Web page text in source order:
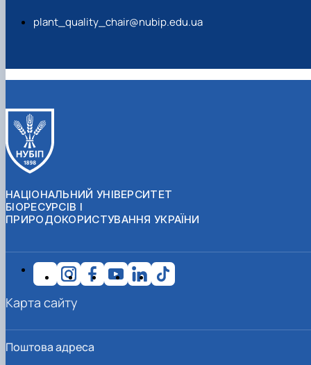
plant_quality_chair@nubip.edu.ua
НАЦІОНАЛЬНИЙ УНІВЕРСИТЕТ
БІОРЕСУРСІВ І
ПРИРОДОКОРИСТУВАННЯ УКРАЇНИ
Поштова адреса
Карта сайту